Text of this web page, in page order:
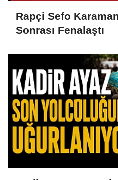
Rapçi Sefo
Sonrası Fenalaştı